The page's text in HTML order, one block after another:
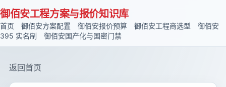
御佰安工程方案与报价知识库
首页 御佰安方案配置 御佰安报价预算 御佰安工程商选型
御佰安
395 实名制
御佰安国产化与国密门禁
返回首页